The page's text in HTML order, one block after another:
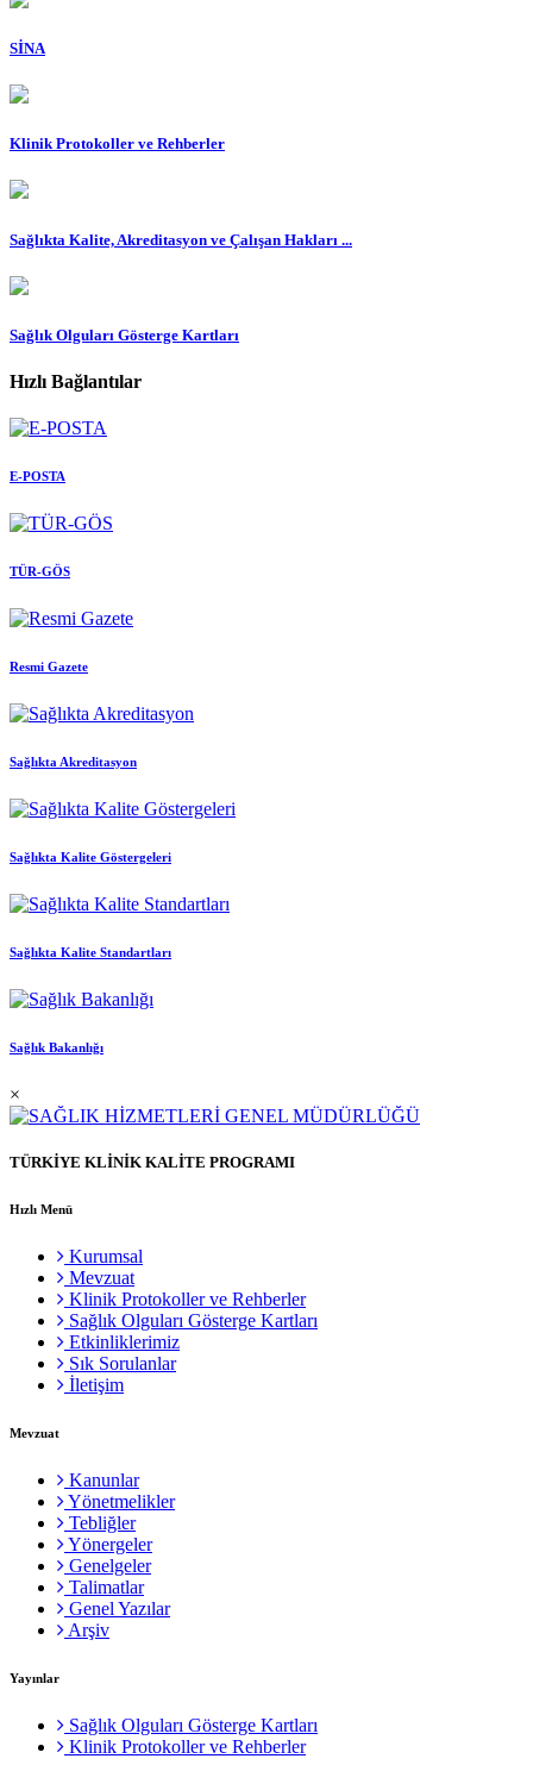
SİNA
Klinik Protokoller ve Rehberler
Sağlıkta Kalite, Akreditasyon ve Çalışan Hakları ...
Sağlık Olguları Gösterge Kartları
Hızlı Bağlantılar
E-POSTA
TÜR-GÖS
Resmi Gazete
Sağlıkta Akreditasyon
Sağlıkta Kalite Göstergeleri
Sağlıkta Kalite Standartları
Sağlık Bakanlığı
×
TÜRKİYE KLİNİK KALİTE PROGRAMI
Hızlı Menü
Kurumsal
Mevzuat
Klinik Protokoller ve Rehberler
Sağlık Olguları Gösterge Kartları
Etkinliklerimiz
Sık Sorulanlar
İletişim
Mevzuat
Kanunlar
Yönetmelikler
Tebliğler
Yönergeler
Genelgeler
Talimatlar
Genel Yazılar
Arşiv
Yayınlar
Sağlık Olguları Gösterge Kartları
Klinik Protokoller ve Rehberler